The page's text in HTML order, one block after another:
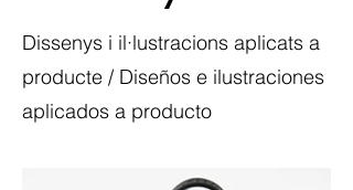
Dissenys i il·lustracions aplicats a
producte / Diseños e ilustraciones
aplicados a producto